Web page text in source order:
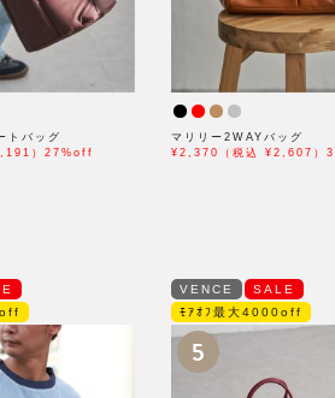
トバッグ
）27%off
マリリー2WAYバッグ
¥2,370（税込 ¥2,607）
VENCE
SALE
ﾓｱｵﾌ最大4000off
5